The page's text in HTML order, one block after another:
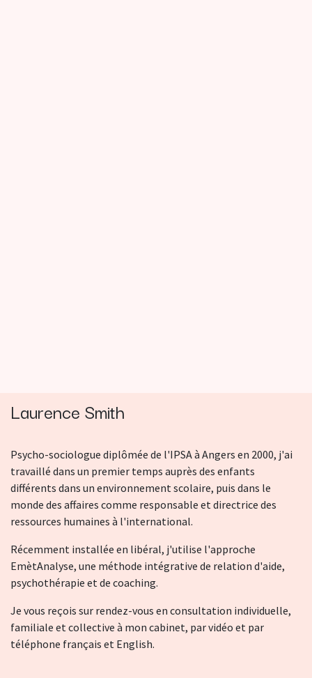
Laurence Smith
Psycho-sociologue diplômée de l'IPSA à Angers en 2000, j'ai
travaillé dans un premier temps auprès des enfants
différents dans un environnement scolaire, puis dans le
monde des affaires comme responsable et directrice des
ressources humaines à l'international.
Récemment installée en libéral, j'utilise l'approche
EmètAnalyse, une méthode intégrative de relation d'aide,
psychothérapie et de coaching.
Je vous reçois sur rendez-vous en consultation individuelle,
familiale et collective à mon cabinet, par vidéo et par
téléphone français et English.